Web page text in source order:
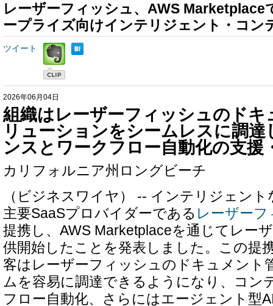
レーザーフィッシュ、AWS Marketplace
ープライズ向けインテリジェント・コン
ツイート
2026年06月04日
組織はレーザーフィッシュのドキ
リューションをシームレスに調達
ンスとワークフロー自動化の支援
カリフォルニア州ロングビーチ
（ビジネスワイヤ） -- インテリジェン
主要SaaSプロバイダーである レーザー
提携し、AWS Marketplaceを通じてレー
供開始したことを発表しました。この提
客はレーザーフィッシュのドキュメント
ムを容易に調達できるようになり、コン
フロー自動化、さらにはエージェント型